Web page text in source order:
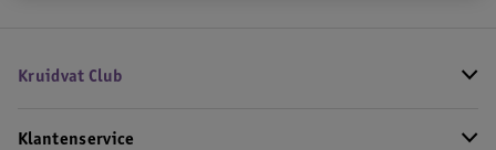
Kruidvat Club
Klantenservice